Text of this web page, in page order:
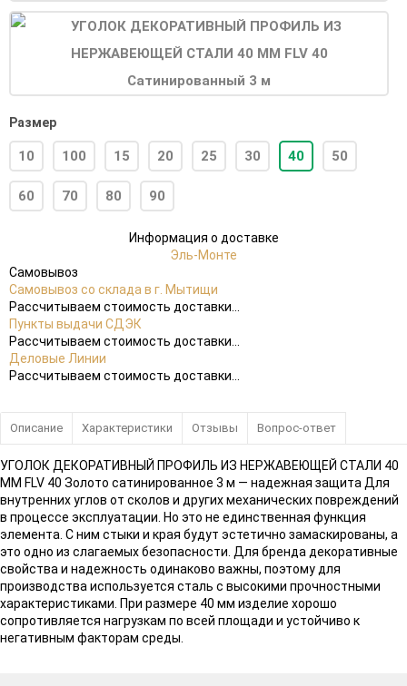
Размер
10 100 15 20 25 30 40 50
60 70 80 90
Информация о доставке
Эль-Монте
Самовывоз
Самовывоз со склада в г. Мытищи
Рассчитываем стоимость доставки...
Пункты выдачи СДЭК
Рассчитываем стоимость доставки...
Деловые Линии
Рассчитываем стоимость доставки...
Описание Характеристики Отзывы Вопрос-ответ
УГОЛОК ДЕКОРАТИВНЫЙ ПРОФИЛЬ ИЗ НЕРЖАВЕЮЩЕЙ СТАЛИ 40
ММ FLV 40 Золото сатинированное 3 м — надежная защита Для
внутренних углов от сколов и других механических повреждений
в процессе эксплуатации. Но это не единственная функция
элемента. С ним стыки и края будут эстетично замаскированы, а
это одно из слагаемых безопасности. Для бренда декоративные
свойства и надежность одинаково важны, поэтому для
производства используется сталь с высокими прочностными
характеристиками. При размере 40 мм изделие хорошо
сопротивляется нагрузкам по всей площади и устойчиво к
негативным факторам среды.